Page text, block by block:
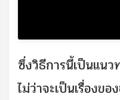
ซึ่งวิธีการนี้เป็นแน
ไม่ว่าจะเป็นเรื่องข